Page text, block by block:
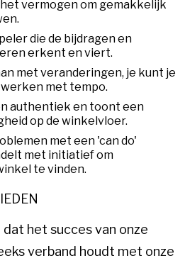
vermogen om gemakkelijk
die de bijdragen en
erkent en viert.
met veranderingen, je kunt je
met tempo.
authentiek en toont een
op de winkelvloer.
met een 'can do'
met initiatief om
te vinden.
het succes van onze
verband houdt met onze